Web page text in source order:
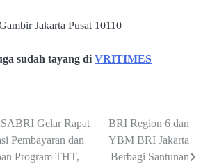
Jakarta Pusat 10110
sudah tayang di VRITIMES
Gelar Rapat
Pembayaran dan
Program THT,
BRI Region 6 dan
YBM BRI Jakarta
Berbagi Santunan